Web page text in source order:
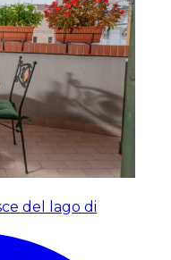
del lago di